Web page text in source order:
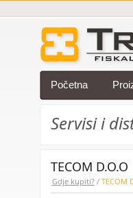
Početna
Servisi i
TECOM D.O.O
Gdje kupiti? / TECOM